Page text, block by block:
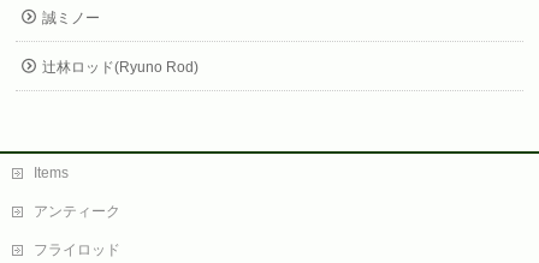
誠ミノー
辻林ロッド(Ryuno Rod)
Items
アンティーク
フライロッド